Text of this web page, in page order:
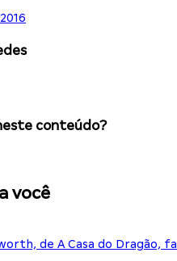
conteúdo?
você
de A Casa do Dragão,